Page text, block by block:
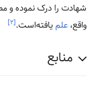
شهادت را درک نموده و
واقع، علمیافته‌است.[۲]
منابع